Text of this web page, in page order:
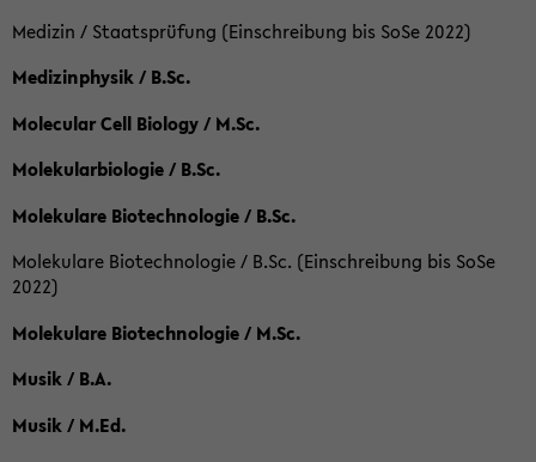
Medizin / Staatsprüfung (Einschreibung bis SoSe 2022)
Medizinphysik / B.Sc.
Molecular Cell Biology / M.Sc.
Molekularbiologie / B.Sc.
Molekulare Biotechnologie / B.Sc.
Molekulare Biotechnologie / B.Sc. (Einschreibung bis SoSe
2022)
Molekulare Biotechnologie / M.Sc.
Musik / B.A.
Musik / M.Ed.